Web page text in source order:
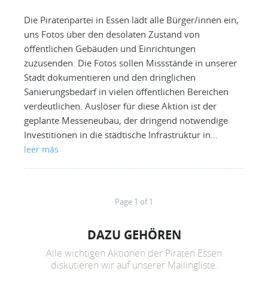
Die Piratenpartei in Essen lädt alle Bürger/innen ein,
uns Fotos über den desolaten Zustand von
öffentlichen Gebäuden und Einrichtungen
zuzusenden. Die Fotos sollen Missstände in unserer
Stadt dokumentieren und den dringlichen
Sanierungsbedarf in vielen öffentlichen Bereichen
verdeutlichen. Auslöser für diese Aktion ist der
geplante Messeneubau, der dringend notwendige
Investitionen in die städtische Infrastruktur in…
leer más
Page 1 of 1
DAZU GEHÖREN
Alle wichtigen Aktionen der Piraten Essen
diskutieren wir auf unserer Mailingliste.